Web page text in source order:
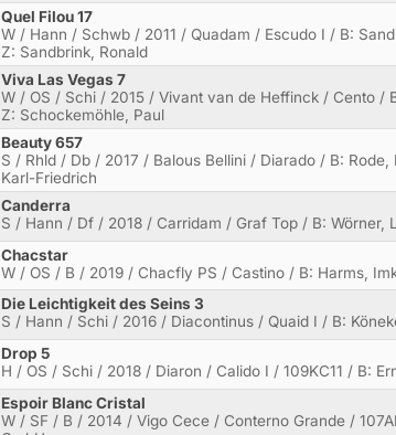
Quel Filou 17
W / Hann / Schwb / 2011 / Quadam / Escudo I / B:
Z: Sandbrink, Ronald
Viva Las Vegas 7
W / OS / Schi / 2015 / Vivant van de Heffinck / Cento /
Z: Schockemöhle, Paul
Beauty 657
S / Rhld / Db / 2017 / Balous Bellini / Diarado / B: Rode,
Karl-Friedrich
Canderra
S / Hann / Df / 2018 / Carridam / Graf Top / B: Wörner,
Chacstar
W / OS / B / 2019 / Chacfly PS / Castino / B: Harms,
Die Leichtigkeit des Seins 3
S / Hann / Schi / 2016 / Diacontinus / Quaid I / B:
Drop 5
H / OS / Schi / 2018 / Diaron / Calido I / 109KC11 / B:
Espoir Blanc Cristal
W / SF / B / 2014 / Vigo Cece / Conterno Grande /